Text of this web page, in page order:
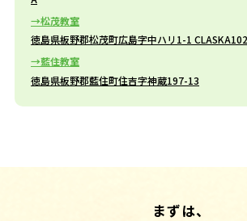
松茂教室
徳島県板野郡松茂町広島字中ハリ1-1
藍住教室
徳島県板野郡藍住町住吉字神蔵197-13
まずは、